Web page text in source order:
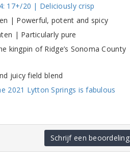
17+/20 | Deliciously crisp
| Powerful, potent and spicy
| Particularly pure
kingpin of Ridge’s Sonoma County
juicy field blend
2021 Lytton Springs is fabulous
Schrijf een beoordeling